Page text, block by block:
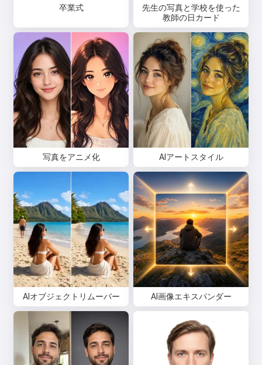
卒業式
先生の写真と学校を使った
教師の日カード
写真をアニメ化 AIアートスタイル
AIオブジェクトリムーバー AI画像エキスパンダー